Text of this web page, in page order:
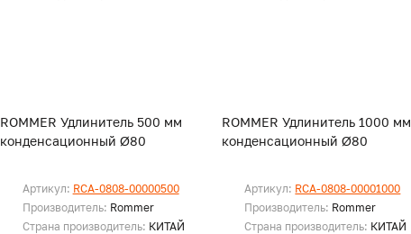
ROMMER Удлинитель 500 мм
конденсационный Ø80
Артикул: RCA-0808-00000500
Производитель: Rommer
Страна производитель: КИТАЙ
ROMMER Удлинитель 1000 мм
конденсационный Ø80
Артикул: RCA-0808-00001000
Производитель: Rommer
Страна производитель: КИТАЙ